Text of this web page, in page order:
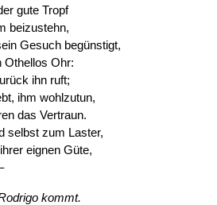
gute Tropf
beizustehn,
Gesuch begünstigt,
Othellos Ohr:
ihn ruft;
ihm wohlzutun,
das Vertraun.
selbst zum Laster,
eignen Güte,
kommt.